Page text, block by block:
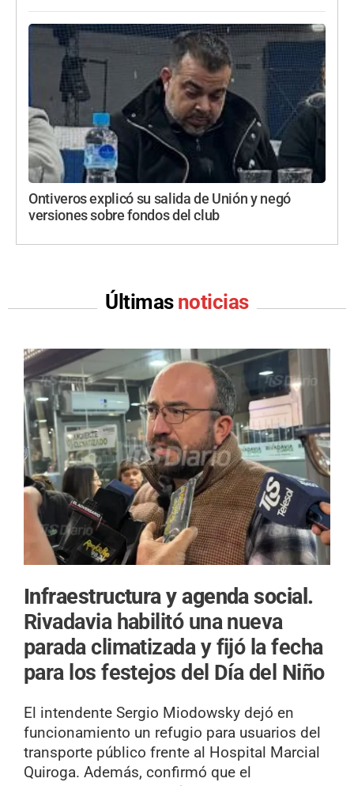
Ontiveros explicó su salida de Unión y negó
versiones sobre fondos del club
Últimas noticias
Infraestructura y agenda social.
Rivadavia habilitó una nueva
parada climatizada y fijó la fecha
para los festejos del Día del Niño
El intendente Sergio Miodowsky dejó en
funcionamiento un refugio para usuarios del
transporte público frente al Hospital Marcial
Quiroga. Además, confirmó que el